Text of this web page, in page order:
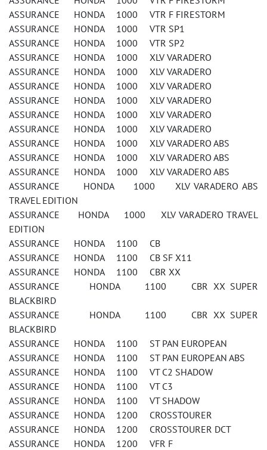
ASSURANCE HONDA 1000 VTR F FIRESTORM
ASSURANCE HONDA 1000 VTR SP1
ASSURANCE HONDA 1000 VTR SP2
ASSURANCE HONDA 1000 XLV VARADERO
ASSURANCE HONDA 1000 XLV VARADERO
ASSURANCE HONDA 1000 XLV VARADERO
ASSURANCE HONDA 1000 XLV VARADERO
ASSURANCE HONDA 1000 XLV VARADERO
ASSURANCE HONDA 1000 XLV VARADERO
ASSURANCE HONDA 1000 XLV VARADERO ABS
ASSURANCE HONDA 1000 XLV VARADERO ABS
ASSURANCE HONDA 1000 XLV VARADERO ABS
ASSURANCE HONDA 1000 XLV VARADERO ABS
TRAVEL EDITION
ASSURANCE HONDA 1000 XLV VARADERO TRAVEL
EDITION
ASSURANCE HONDA 1100 CB
ASSURANCE HONDA 1100 CB SF X11
ASSURANCE HONDA 1100 CBR XX
ASSURANCE HONDA 1100 CBR XX SUPER
BLACKBIRD
ASSURANCE HONDA 1100 CBR XX SUPER
BLACKBIRD
ASSURANCE HONDA 1100 ST PAN EUROPEAN
ASSURANCE HONDA 1100 ST PAN EUROPEAN ABS
ASSURANCE HONDA 1100 VT C2 SHADOW
ASSURANCE HONDA 1100 VT C3
ASSURANCE HONDA 1100 VT SHADOW
ASSURANCE HONDA 1200 CROSSTOURER
ASSURANCE HONDA 1200 CROSSTOURER DCT
ASSURANCE HONDA 1200 VFR F